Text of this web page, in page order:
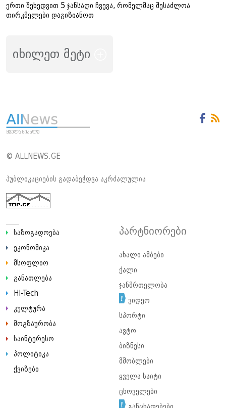
ერთი შეხედვით 5 ჯანსაღი ჩვევა, რომელმაც შესაძლოა
თირკმელები დაგიზიანოთ
იხილეთ მეტი
© ALLNEWS.GE
პუბლიკაციების გადაბეჭდვა აკრძალულია
საზოგადოება
ეკონომიკა
მსოფლიო
განათლება
HI-Tech
კულტურა
მოგზაურობა
საინტერესო
პოლიტიკა
ქვიზები
პარტნიორები
ახალი ამბები
ქალი
ჯანმრთელობა
ვიდეო
სპორტი
ავტო
ბიზნესი
მშობლები
ყველა საიტი
ცხოველები